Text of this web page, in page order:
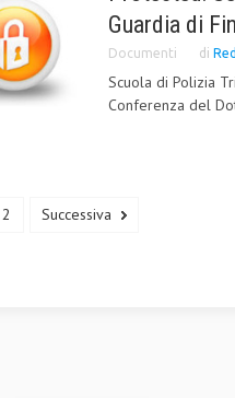
Guardia di
Documenti di
Scuola di Polizia
Conferenza del
2 Successiva